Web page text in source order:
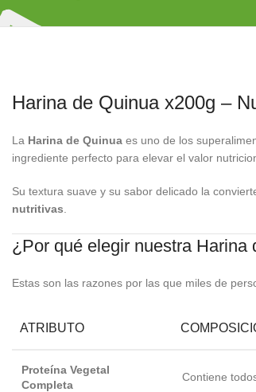
Harina de Quinua x200g –
La Harina de Quinua es uno de los
ingrediente perfecto para elevar el valor
Su textura suave y su sabor delicado la
nutritivas
¿Por qué elegir nuestra Harina
Estas son las razones por las que miles de
ATRIBUTO
Proteína Vegetal
Completa
Contiene